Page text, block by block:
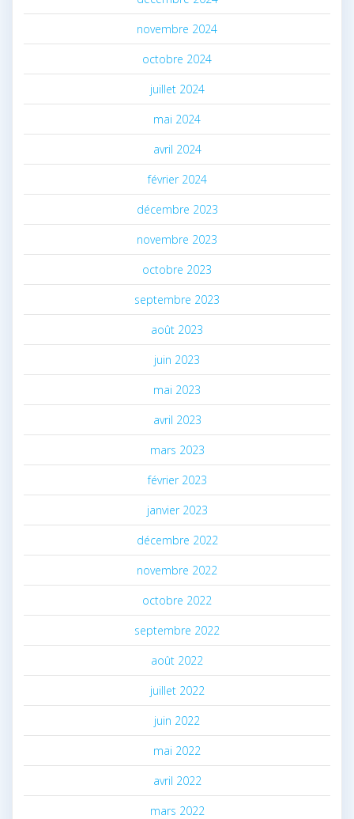
novembre 2024
octobre 2024
juillet 2024
mai 2024
avril 2024
février 2024
décembre 2023
novembre 2023
octobre 2023
septembre 2023
août 2023
juin 2023
mai 2023
avril 2023
mars 2023
février 2023
janvier 2023
décembre 2022
novembre 2022
octobre 2022
septembre 2022
août 2022
juillet 2022
juin 2022
mai 2022
avril 2022
mars 2022